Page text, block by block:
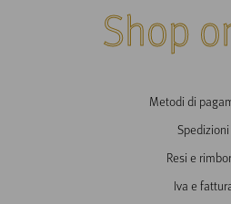
Shop
Metodi di
Spedizioni
Resi e
Iva e